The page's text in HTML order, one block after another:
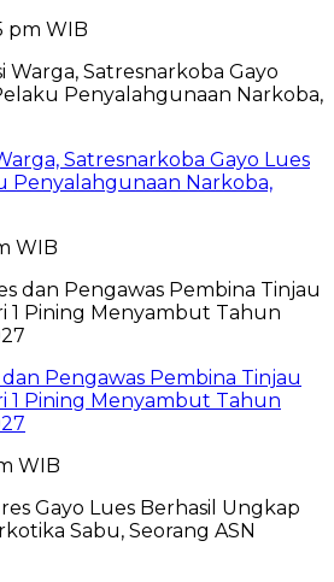
pm WIB
Satresnarkoba Gayo Lues
Penyalahgunaan Narkoba,
WIB
Pengawas Pembina Tinjau
1 Pining Menyambut Tahun
WIB